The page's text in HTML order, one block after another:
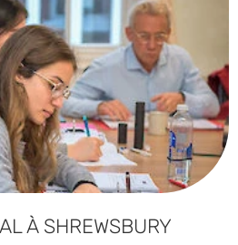
À SHREWSBURY